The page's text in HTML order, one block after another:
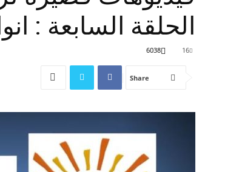
الحلقة السابعة :
16
6038
Share